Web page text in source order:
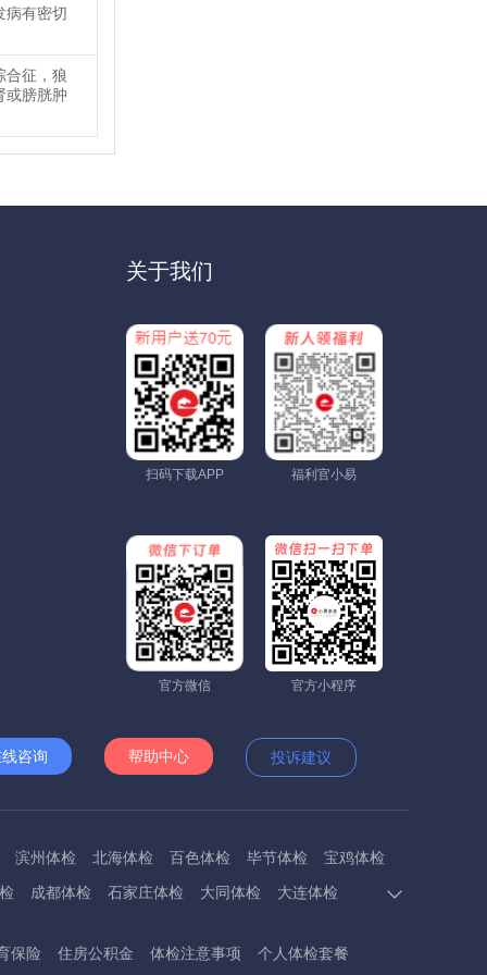
病有密切
合征，狼
或膀胱肿
关于我们
扫码下载APP 福利官小易
官方微信 官方小程序
咨询 帮助中心 投诉建议
滨州体检 北海体检 百色体检 毕节体检
宝鸡体检
成都体检 石家庄体检 大同体检
大连体检
检 呼和浩特体检 呼伦贝尔体检 葫芦岛体检
保险 住房公积金 体检注意事项 个人体检套餐